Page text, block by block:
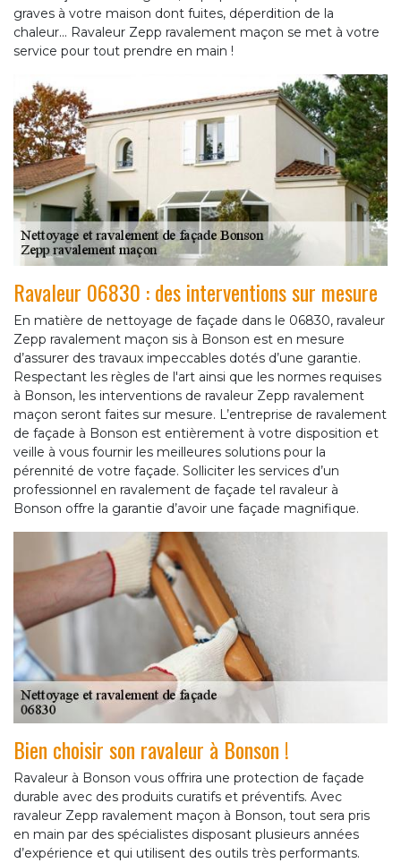
graves à votre maison dont fuites, déperdition de la
chaleur... Ravaleur Zepp ravalement maçon se met à votre
service pour tout prendre en main !
Ravaleur 06830 : des interventions sur mesure
En matière de nettoyage de façade dans le 06830, ravaleur
Zepp ravalement maçon sis à Bonson est en mesure
d’assurer des travaux impeccables dotés d’une garantie.
Respectant les règles de l'art ainsi que les normes requises
à Bonson, les interventions de ravaleur Zepp ravalement
maçon seront faites sur mesure. L’entreprise de ravalement
de façade à Bonson est entièrement à votre disposition et
veille à vous fournir les meilleures solutions pour la
pérennité de votre façade. Solliciter les services d’un
professionnel en ravalement de façade tel ravaleur à
Bonson offre la garantie d’avoir une façade magnifique.
Bien choisir son ravaleur à Bonson !
Ravaleur à Bonson vous offrira une protection de façade
durable avec des produits curatifs et préventifs. Avec
ravaleur Zepp ravalement maçon à Bonson, tout sera pris
en main par des spécialistes disposant plusieurs années
d’expérience et qui utilisent des outils très performants.